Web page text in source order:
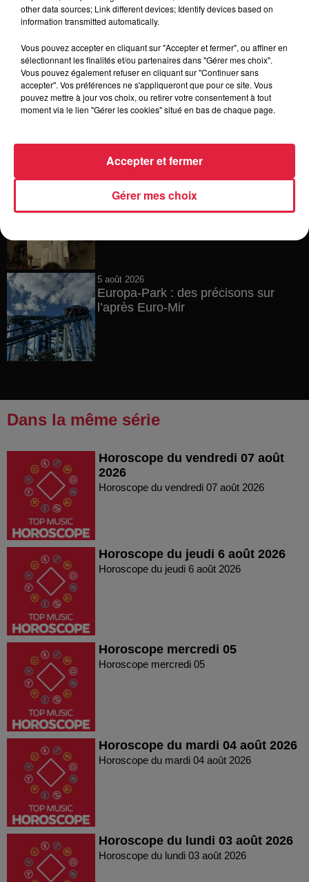
6 août 2026
Tags antisémites à Strasbourg :
Catherine Trautmann réagit
6 août 2026
Au zoo de Mulhouse : rencontre
Les dernières infos sur la venue du
pape à Metz en septembre
5 août 2026
Europa-Park : des précisons sur
l’après Euro-Mir
Dans la même série
Horoscope du vendredi 07 août
2026
Horoscope du vendredi 07 août 2026
Horoscope du jeudi 6 août 2026
Horoscope du jeudi 6 août 2026
Horoscope mercredi 05
Horoscope mercredi 05
Horoscope du mardi 04 août 2026
Horoscope du mardi 04 août 2026
Horoscope du lundi 03 août 2026
Horoscope du lundi 03 août 2026
other data sources; Link different devices; Identify devices based on
information transmitted automatically.
Vous pouvez accepter en cliquant sur "Accepter et fermer", ou affiner en
sélectionnant les finalités et/ou partenaires dans "Gérer mes choix".
Vous pouvez également refuser en cliquant sur "Continuer sans
accepter". Vos préférences ne s'appliqueront que pour ce site. Vous
pouvez mettre à jour vos choix, ou retirer votre consentement à tout
moment via le lien "Gérer les cookies" situé en bas de chaque page.
Gérer mes choix
Accepter et fermer